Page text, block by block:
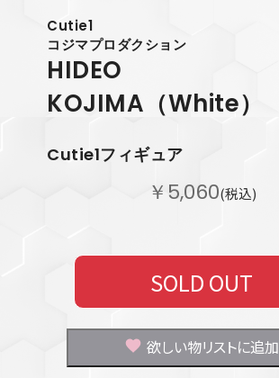
Cutie1
コジマプロダクション
HIDEO
KOJIMA（White）
Cutie1フィギュア
￥5,060(税込)
SOLD OUT
欲しい物リストに追加